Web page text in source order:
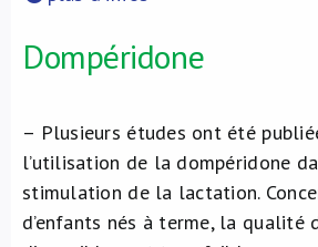
Dompéridone
– Plusieurs études ont été
l’utilisation de la dompéridone
stimulation de la lactation.
d’enfants nés à terme, la qualité